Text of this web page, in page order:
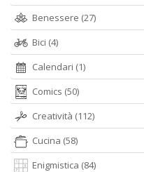
Benessere (27)
Bici (4)
Calendari (1)
Comics (50)
Creatività (112)
Cucina (58)
Enigmistica (84)